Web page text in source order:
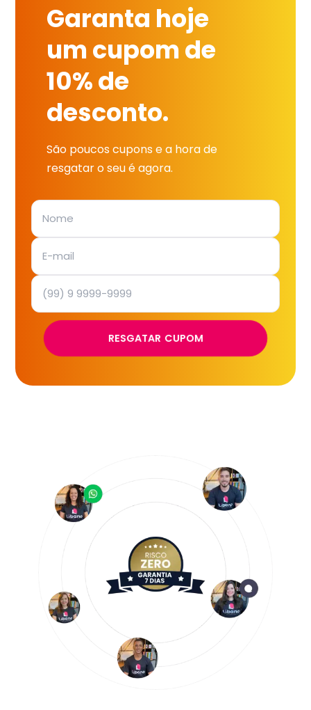
Garanta hoje
um cupom de
10% de
desconto.
São poucos cupons e a hora de
resgatar o seu é agora.
RESGATAR CUPOM